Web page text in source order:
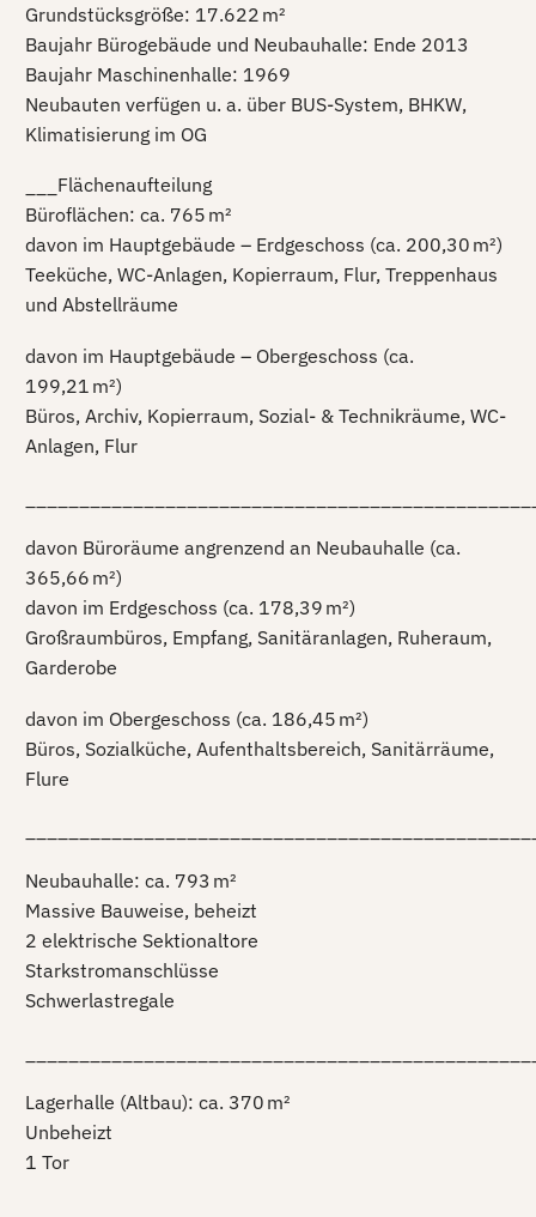
Grundstücksgröße: 17.622 m²
Baujahr Bürogebäude und Neubauhalle: Ende 2013
Baujahr Maschinenhalle: 1969
Neubauten verfügen u. a. über BUS-System, BHKW,
Klimatisierung im OG
___Flächenaufteilung
Büroflächen: ca. 765 m²
davon im Hauptgebäude – Erdgeschoss (ca. 200,30 m²)
Teeküche, WC-Anlagen, Kopierraum, Flur, Treppenhaus
und Abstellräume
davon im Hauptgebäude – Obergeschoss (ca.
199,21 m²)
Büros, Archiv, Kopierraum, Sozial- & Technikräume, WC-
Anlagen, Flur
davon Büroräume angrenzend an Neubauhalle (ca.
365,66 m²)
davon im Erdgeschoss (ca. 178,39 m²)
Großraumbüros, Empfang, Sanitäranlagen, Ruheraum,
Garderobe
davon im Obergeschoss (ca. 186,45 m²)
Büros, Sozialküche, Aufenthaltsbereich, Sanitärräume,
Flure
Neubauhalle: ca. 793 m²
Massive Bauweise, beheizt
2 elektrische Sektionaltore
Starkstromanschlüsse
Schwerlastregale
Lagerhalle (Altbau): ca. 370 m²
Unbeheizt
1 Tor